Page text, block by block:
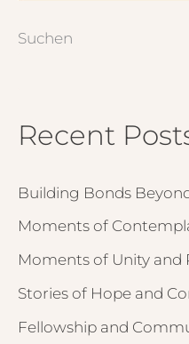
Suchen
Recent
Building Bonds
Moments of
Moments of Unity and
Stories of Hope and
Fellowship and